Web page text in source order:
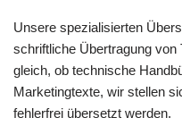
Unsere spezialisierten
schriftliche Übertragung von
gleich, ob technische
Marketingtexte, wir stellen
fehlerfrei übersetzt werden.